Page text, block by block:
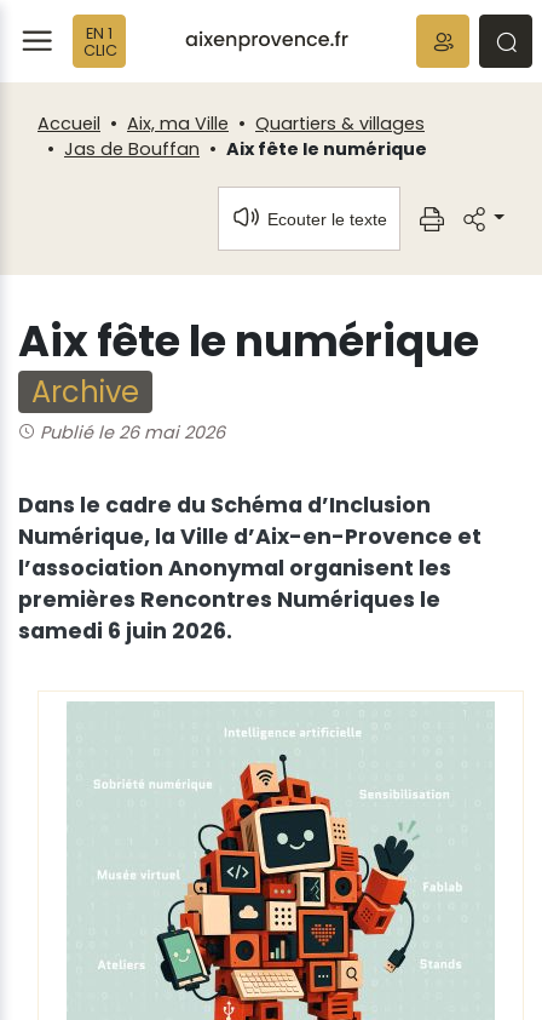
EN 1
CLIC
Accueil Aix, ma Ville
Quartiers & villages
Jas de Bouffan
Aix fête le numérique
Ecouter le texte
Aix fête le numérique
Archive
Publié le 26 mai 2026
Dans le cadre du Schéma d’Inclusion
Numérique, la Ville d’Aix-en-Provence et
l’association Anonymal organisent les
premières Rencontres Numériques le
samedi 6 juin 2026.
Fenêtre
de
chat
Panneau de gestion des cookies